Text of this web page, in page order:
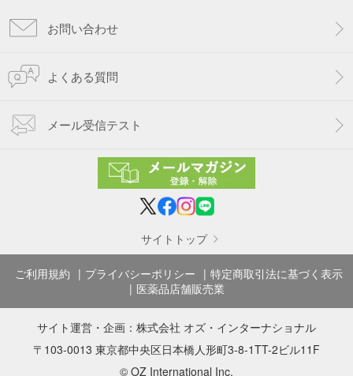
お問い合わせ
よくある質問
メール受信テスト
サイトトップ
ご利用規約 プライバシーポリシー
特定商取引法に基づく表示
医薬品店舗販売業
サイト運営・企画： 株式会社 オズ・インターナショナル
〒103-0013 東京都中央区日本橋人形町3-8-1TT-2ビル11F
© OZ International Inc.